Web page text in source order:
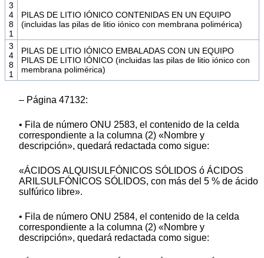
3
4
8
1
PILAS DE LITIO IÓNICO CONTENIDAS EN UN EQUIPO
(incluidas las pilas de litio iónico con membrana polimérica)
3
4
8
1
PILAS DE LITIO IÓNICO EMBALADAS CON UN EQUIPO
PILAS DE LITIO IÓNICO (incluidas las pilas de litio iónico con
membrana polimérica)
– Página 47132:
• Fila de número ONU 2583, el contenido de la celda
correspondiente a la columna (2) «Nombre y
descripción», quedará redactada como sigue:
«ÁCIDOS ALQUISULFÓNICOS SÓLIDOS ó ÁCIDOS
ARILSULFÓNICOS SÓLIDOS, con más del 5 % de ácido
sulfúrico libre».
• Fila de número ONU 2584, el contenido de la celda
correspondiente a la columna (2) «Nombre y
descripción», quedará redactada como sigue: